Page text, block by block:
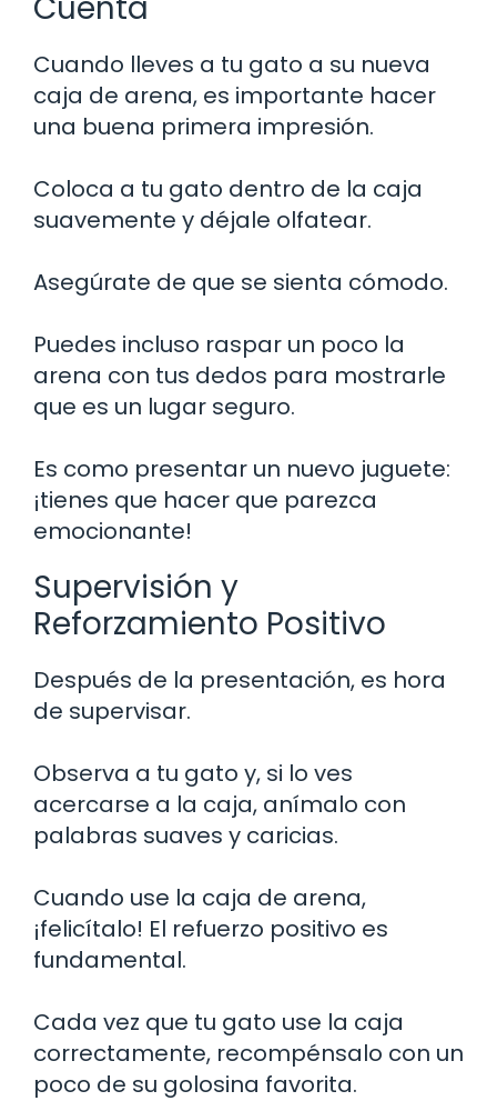
Cuando lleves a tu gato a su nueva
caja de arena, es importante hacer
una buena primera impresión.
Coloca a tu gato dentro de la caja
suavemente y déjale olfatear.
Asegúrate de que se sienta cómodo.
Puedes incluso raspar un poco la
arena con tus dedos para mostrarle
que es un lugar seguro.
Es como presentar un nuevo juguete:
¡tienes que hacer que parezca
emocionante!
Supervisión y
Reforzamiento Positivo
Después de la presentación, es hora
de supervisar.
Observa a tu gato y, si lo ves
acercarse a la caja, anímalo con
palabras suaves y caricias.
Cuando use la caja de arena,
¡felicítalo! El refuerzo positivo es
fundamental.
Cada vez que tu gato use la caja
correctamente, recompénsalo con un
poco de su golosina favorita.